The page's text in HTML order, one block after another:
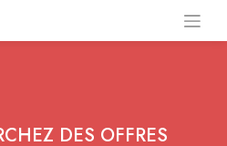
DES OFFRES